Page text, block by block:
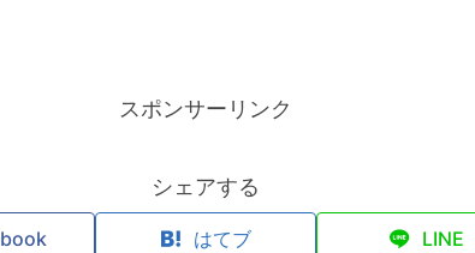
スポンサーリンク
シェアする
はてブ LINE